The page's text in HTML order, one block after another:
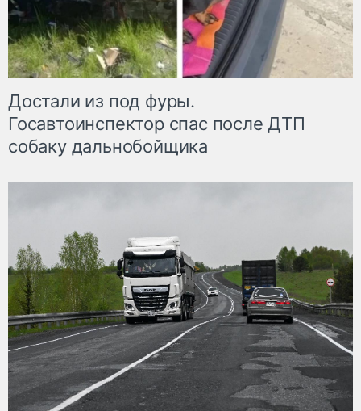
Достали из под фуры.
Госавтоинспектор спас после ДТП
собаку дальнобойщика